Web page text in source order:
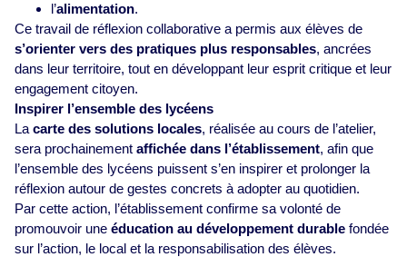
l’alimentation.
Ce travail de réflexion collaborative a permis aux élèves de
s’orienter vers des pratiques plus responsables, ancrées
dans leur territoire, tout en développant leur esprit critique et leur
engagement citoyen.
Inspirer l’ensemble des lycéens
La carte des solutions locales, réalisée au cours de l’atelier,
sera prochainement affichée dans l’établissement, afin que
l’ensemble des lycéens puissent s’en inspirer et prolonger la
réflexion autour de gestes concrets à adopter au quotidien.
Par cette action, l’établissement confirme sa volonté de
promouvoir une éducation au développement durable fondée
sur l’action, le local et la responsabilisation des élèves.